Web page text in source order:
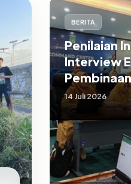
BERITA
Penilaian
Interview
Sektoral
Pasuruan
14 Juli 2026